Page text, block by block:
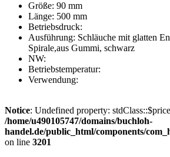
Größe: 90 mm
Länge: 500 mm
Betriebsdruck:
Ausführung: Schläuche mit glatten
Spirale,aus Gummi, schwarz
NW:
Betriebstemperatur:
Verwendung:
Notice: Undefined property:
/home/u490105747/domains/buchloh-
handel.de/public_html/components/
on line 3201